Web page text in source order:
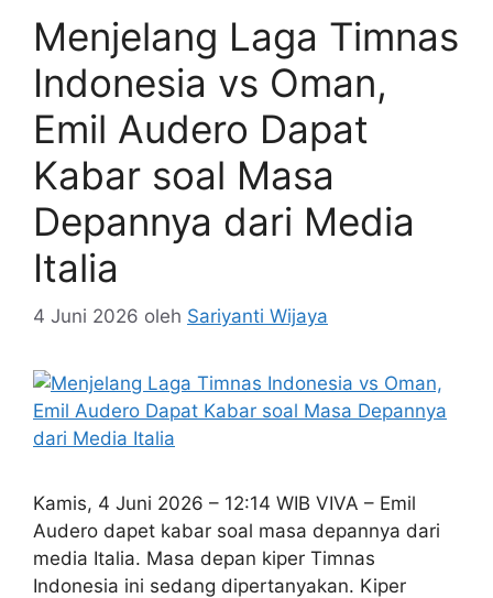
Menjelang Laga Timnas
Indonesia vs Oman,
Emil Audero Dapat
Kabar soal Masa
Depannya dari Media
Italia
4 Juni 2026 oleh Sariyanti Wijaya
Kamis, 4 Juni 2026 – 12:14 WIB VIVA – Emil
Audero dapet kabar soal masa depannya dari
media Italia. Masa depan kiper Timnas
Indonesia ini sedang dipertanyakan. Kiper